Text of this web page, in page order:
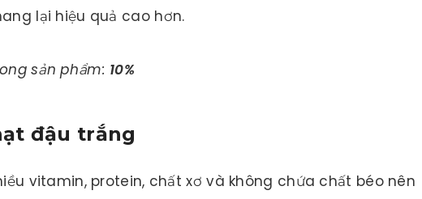
lại hiệu quả cao hơn.
sản phẩm: 10%
đậu trắng
vitamin, protein, chất xơ và không chứa chất béo nên